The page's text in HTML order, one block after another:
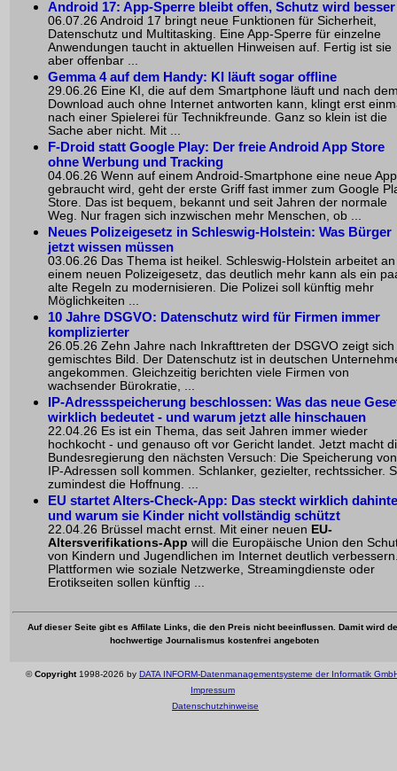
Android 17: App-Sperre bleibt offen, Schutz wird besser
06.07.26 Android 17 bringt neue Funktionen für Sicherheit,
Datenschutz und Multitasking. Eine App-Sperre für einzelne
Anwendungen taucht in aktuellen Hinweisen auf. Fertig ist sie
aber offenbar ...
Gemma 4 auf dem Handy: KI läuft sogar offline
29.06.26 Eine KI, die auf dem Smartphone läuft und nach
Download auch ohne Internet antworten kann, klingt erst
nach einer Spielerei für Technikfreunde. Ganz so klein ist die
Sache aber nicht. Mit ...
F-Droid statt Google Play: Der freie Android App Store
ohne Werbung und Tracking
04.06.26 Wenn auf einem Android-Smartphone eine neue App
gebraucht wird, geht der erste Griff fast immer zum Google
Store. Das ist bequem, bekannt und seit Jahren der normale
Weg. Nur fragen sich inzwischen mehr Menschen, ob ...
Neues Polizeigesetz in Schleswig-Holstein: Was Bürger
jetzt wissen müssen
03.06.26 Das Thema ist heikel. Schleswig-Holstein arbeitet an
einem neuen Polizeigesetz, das deutlich mehr kann als ein
alte Regeln zu modernisieren. Die Polizei soll künftig mehr
Möglichkeiten ...
10 Jahre DSGVO: Datenschutz wird für Firmen immer
komplizierter
26.05.26 Zehn Jahre nach Inkrafttreten der DSGVO zeigt sich
gemischtes Bild. Der Datenschutz ist in deutschen
angekommen. Gleichzeitig berichten viele Firmen von
wachsender Bürokratie, ...
IP-Adressspeicherung beschlossen: Was das neue
wirklich bedeutet - und warum jetzt alle hinschauen
22.04.26 Es ist ein Thema, das seit Jahren immer wieder
hochkocht - und genauso oft vor Gericht landet. Jetzt macht
Bundesregierung den nächsten Versuch: Die Speicherung von
IP-Adressen soll kommen. Schlanker, gezielter, rechtssicher.
zumindest die Hoffnung. ...
EU startet Alters-Check-App: Das steckt wirklich
und warum sie Kinder nicht vollständig schützt
22.04.26 Brüssel macht ernst. Mit einer neuen EU-
Altersverifikations-App will die Europäische Union den
von Kindern und Jugendlichen im Internet deutlich
Plattformen wie soziale Netzwerke, Streamingdienste oder
Erotikseiten sollen künftig ...
Auf dieser Seite gibt es Affilate Links, die den Preis nicht beeinflussen. Damit wird
hochwertige Journalismus kostenfrei angeboten
©Copyright1998-2026 by DATA INFORM-Datenmanagementsysteme der Informatik
Impressum
Datenschutzhinweise